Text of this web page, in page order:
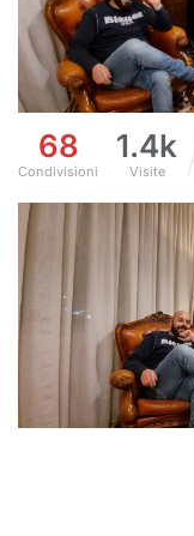
68
Condivisioni
1.4k
Visite